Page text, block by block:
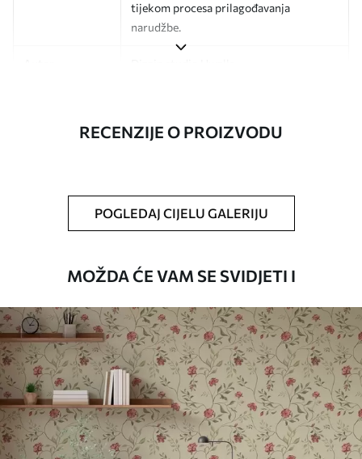
tijekom procesa prilagođavanja
narudžbe.
Završna obrada Polu-mat.
širine do 50 cm.
za tapete.
spužvom. Lakirane tapete mogu se čistiti
vodom.
Metoda primjene Besprijekorna primjena
Dostupni materijali
RECENZIJE O PROIZVODU
POGLEDAJ CIJELU GALERIJU
MOŽDA ĆE VAM SE SVIDJETI I